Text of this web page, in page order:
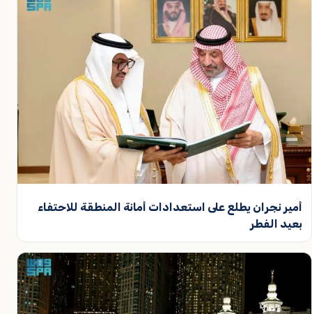
أمير نجران يطلع على استعدادات أمانة المنطقة للاحتفاء
بعيد الفطر